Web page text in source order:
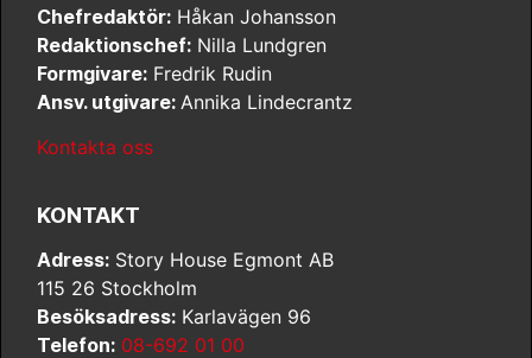
Chefredaktör: Håkan Johansson
Redaktionschef: Nilla Lundgren
Formgivare: Fredrik Rudin
Ansv. utgivare: Annika Lindecrantz
Kontakta oss
KONTAKT
Adress: Story House Egmont AB
115 26 Stockholm
Besöksadress: Karlavägen 96
Telefon: 08-692 01 00